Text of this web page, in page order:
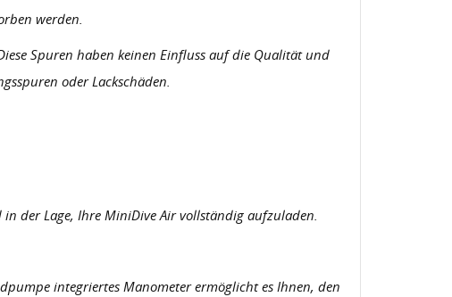
werden.
Spuren haben keinen Einfluss auf die Qualität und
oder Lackschäden.
der Lage, Ihre MiniDive Air vollständig aufzuladen.
integriertes Manometer ermöglicht es Ihnen, den